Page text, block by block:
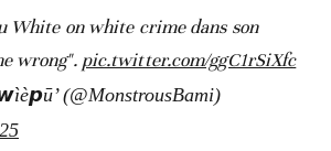
White on white crime dans son
wrong". pic.twitter.com/ggC1rSiXfc
(@MonstrousBami)